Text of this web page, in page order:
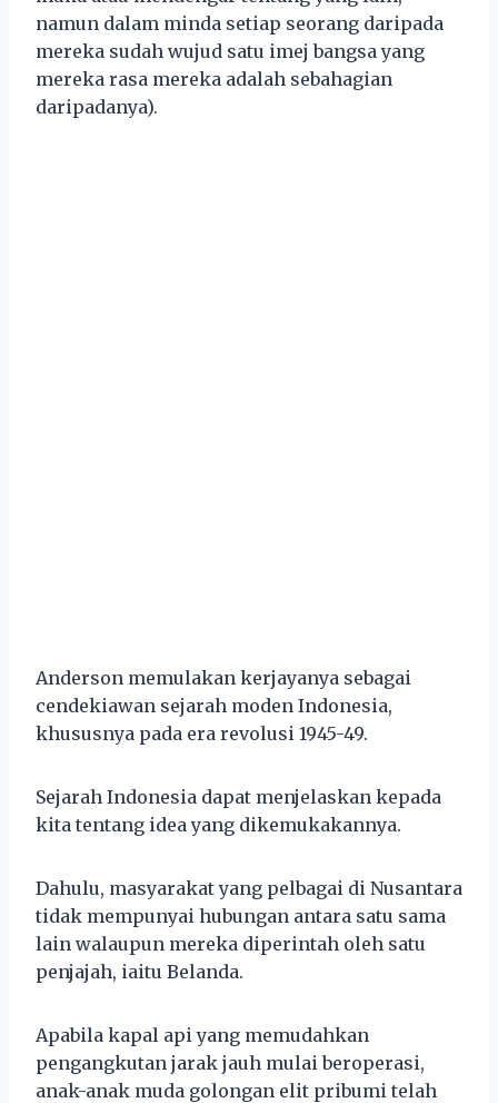
namun dalam minda setiap seorang daripada
mereka sudah wujud satu imej bangsa yang
mereka rasa mereka adalah sebahagian
daripadanya).
Anderson memulakan kerjayanya sebagai
cendekiawan sejarah moden Indonesia,
khususnya pada era revolusi 1945-49.
Sejarah Indonesia dapat menjelaskan kepada
kita tentang idea yang dikemukakannya.
Dahulu, masyarakat yang pelbagai di Nusantara
tidak mempunyai hubungan antara satu sama
lain walaupun mereka diperintah oleh satu
penjajah, iaitu Belanda.
Apabila kapal api yang memudahkan
pengangkutan jarak jauh mulai beroperasi,
anak-anak muda golongan elit pribumi telah